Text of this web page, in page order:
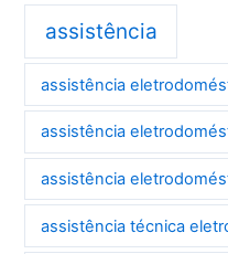
assistência
assistência
assistência
assistência
assistência técnica